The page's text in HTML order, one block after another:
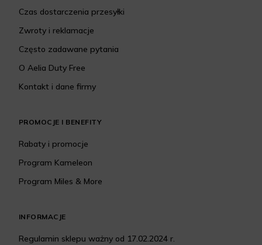
Czas dostarczenia przesyłki
Zwroty i reklamacje
Często zadawane pytania
O Aelia Duty Free
Kontakt i dane firmy
PROMOCJE I BENEFITY
Rabaty i promocje
Program Kameleon
Program Miles & More
INFORMACJE
Regulamin sklepu ważny od 17.02.2024 r.